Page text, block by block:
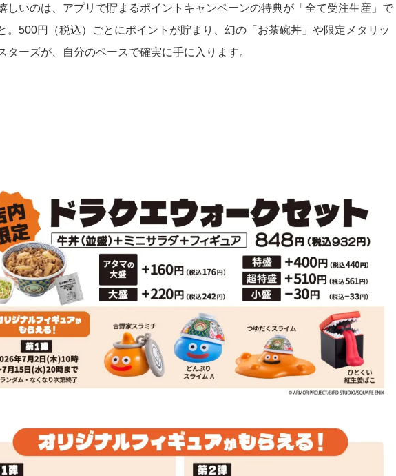
しいのは、アプリで貯まるポイントキャンペーンの特典が「全て受注生産」で
。500円（税込）ごとにポイントが貯まり、幻の「お茶碗丼」や限定メタリッ
ターズが、自分のペースで確実に手に入ります。